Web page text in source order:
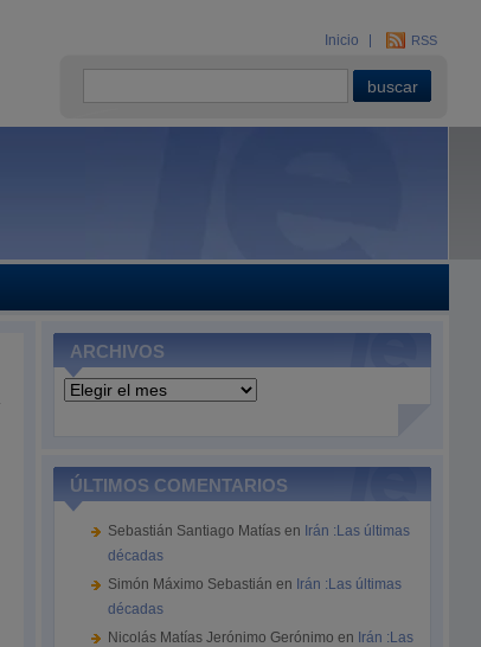
Inicio RSS
ARCHIVOS
Archivos
ÚLTIMOS COMENTARIOS
Sebastián Santiago Matías en Irán :Las últimas
décadas
Simón Máximo Sebastián en Irán :Las últimas
décadas
Nicolás Matías Jerónimo Gerónimo en Irán :Las